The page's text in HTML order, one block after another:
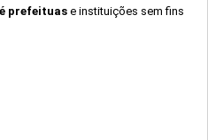
prefeituas e instituições sem fins